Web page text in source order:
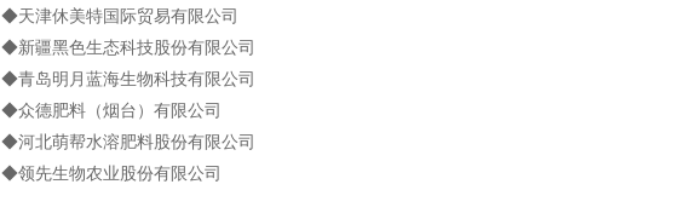
◆天津休美特国际贸易有限公司
◆新疆黑色生态科技股份有限公司
◆青岛明月蓝海生物科技有限公司
◆众德肥料（烟台）有限公司
◆河北萌帮水溶肥料股份有限公司
◆领先生物农业股份有限公司